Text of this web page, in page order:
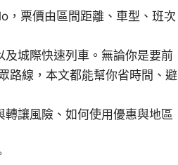
，票價由區間距離、車型、班次
城際快速列車。無論你是要前
路線，本文都能幫你省時間、避
讓風險、如何使用優惠與地區